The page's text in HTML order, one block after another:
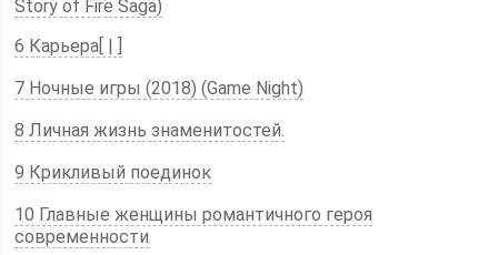
Story of Fire Saga)
6 Карьера[ | ]
7 Ночные игры (2018) (Game Night)
8 Личная жизнь знаменитостей.
9 Крикливый поединок
10 Главные женщины романтичного героя
современности